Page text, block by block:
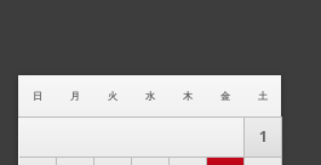
日 月 火 水 木 金 土
1